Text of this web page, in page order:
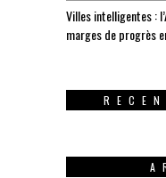
Villes intelligentes :
marges de progrès